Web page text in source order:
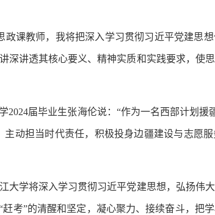
教师，我将把深入学习贯彻习近平党建思
讲透其核心要义、精神实质和实践要求，使
届毕业生张海伦说：“作为一名西部计划援
动担当时代责任，积极投身边疆建设与志愿
学将深入学习贯彻习近平党建思想，弘扬伟
考”的清醒和坚定，凝心聚力、接续奋斗，把